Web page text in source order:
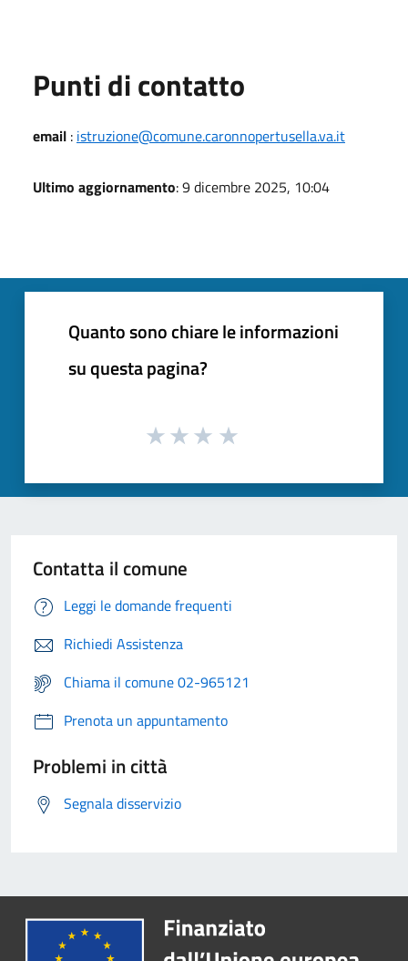
Punti di contatto
email : istruzione@comune.caronnopertusella.va.it
Ultimo aggiornamento: 9 dicembre 2025, 10:04
Quanto sono chiare le informazioni
su questa pagina?
Contatta il comune
Leggi le domande frequenti
Richiedi Assistenza
Chiama il comune 02-965121
Prenota un appuntamento
Problemi in città
Segnala disservizio